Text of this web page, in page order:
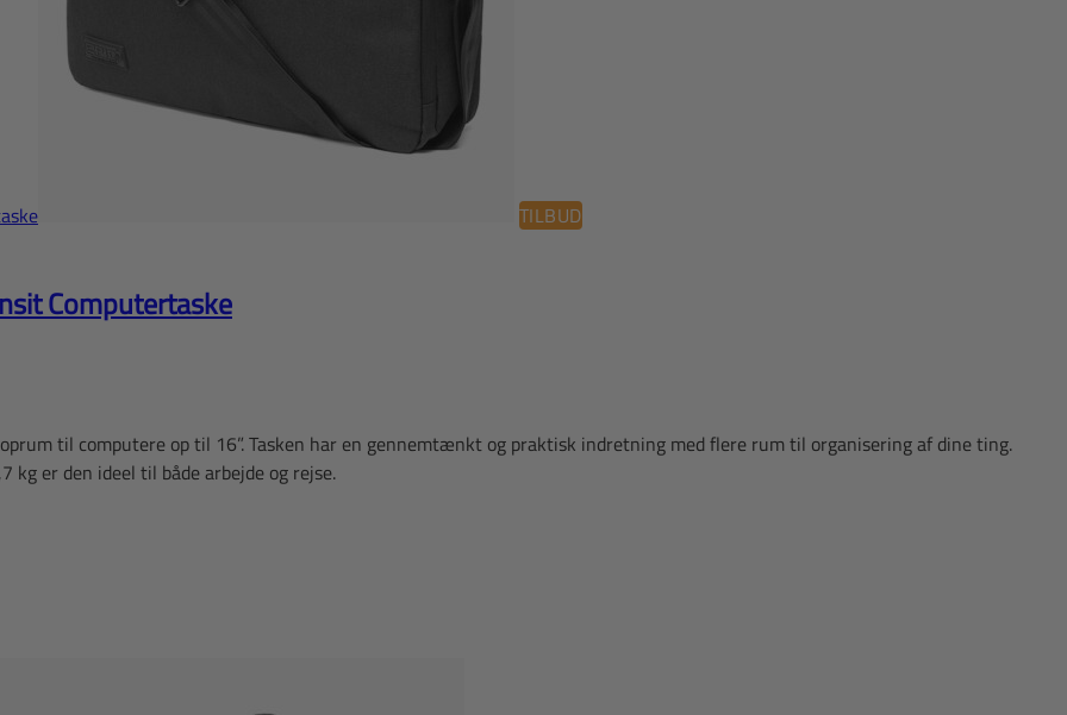
TILBUD
Computertaske
til computere op til 16”. Tasken har en gennemtænkt og praktisk indretning med flere rum til organisering af dine ting.
er den ideel til både arbejde og rejse.